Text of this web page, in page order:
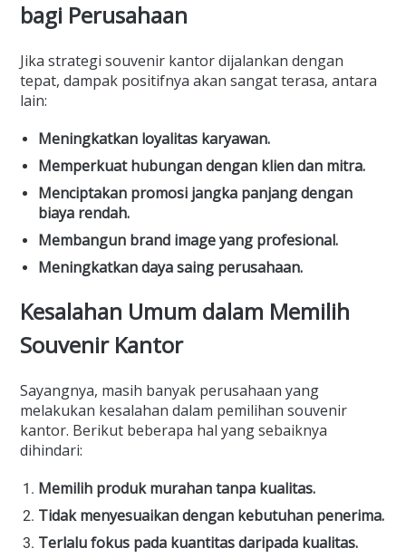
bagi Perusahaan
Jika strategi souvenir kantor dijalankan dengan
tepat, dampak positifnya akan sangat terasa, antara
lain:
Meningkatkan loyalitas karyawan.
Memperkuat hubungan dengan klien dan mitra.
Menciptakan promosi jangka panjang dengan
biaya rendah.
Membangun brand image yang profesional.
Meningkatkan daya saing perusahaan.
Kesalahan Umum dalam Memilih
Souvenir Kantor
Sayangnya, masih banyak perusahaan yang
melakukan kesalahan dalam pemilihan souvenir
kantor. Berikut beberapa hal yang sebaiknya
dihindari:
Memilih produk murahan tanpa kualitas.
Tidak menyesuaikan dengan kebutuhan penerima.
Terlalu fokus pada kuantitas daripada kualitas.